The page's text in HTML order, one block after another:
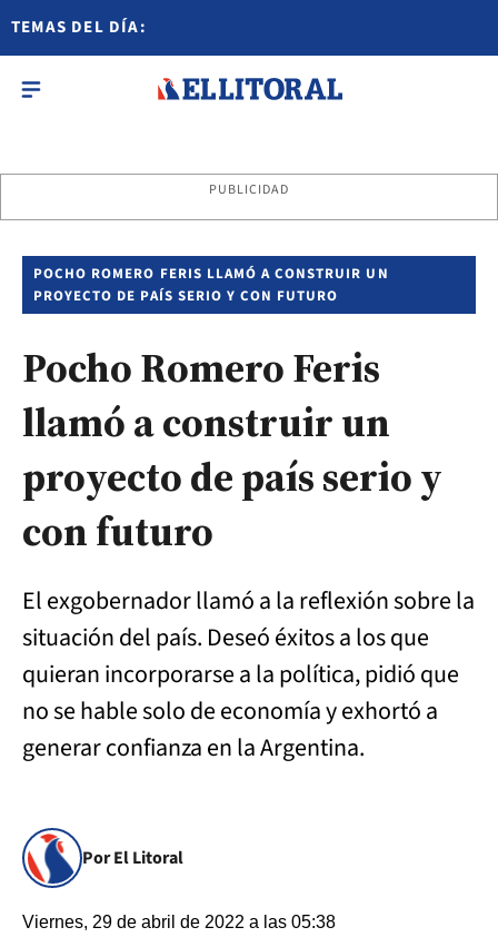
TEMAS DEL DÍA:
PUBLICIDAD
POCHO ROMERO FERIS LLAMÓ A CONSTRUIR UN
PROYECTO DE PAÍS SERIO Y CON FUTURO
Pocho Romero Feris
llamó a construir un
proyecto de país serio y
con futuro
El exgobernador llamó a la reflexión sobre la
situación del país. Deseó éxitos a los que
quieran incorporarse a la política, pidió que
no se hable solo de economía y exhortó a
generar confianza en la Argentina.
Por El Litoral
Viernes, 29 de abril de 2022 a las 05:38